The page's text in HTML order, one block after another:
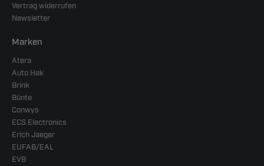
Vertrag widerrufen
Newsletter
Marken
Atera
Auto Hak
Brink
Bünte
Conwys
ECS Electronics
Erich Jaeger
EUFAB/EAL
EVB